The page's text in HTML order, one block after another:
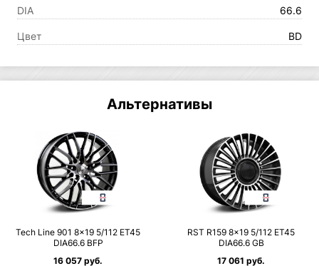
DIA 66.6
Цвет BD
Альтернативы
Tech Line 901 8×19 5/112 ET45
DIA66.6 BFP
16 057 руб.
RST R159 8×19 5/112 ET45
DIA66.6 GB
17 061 руб.